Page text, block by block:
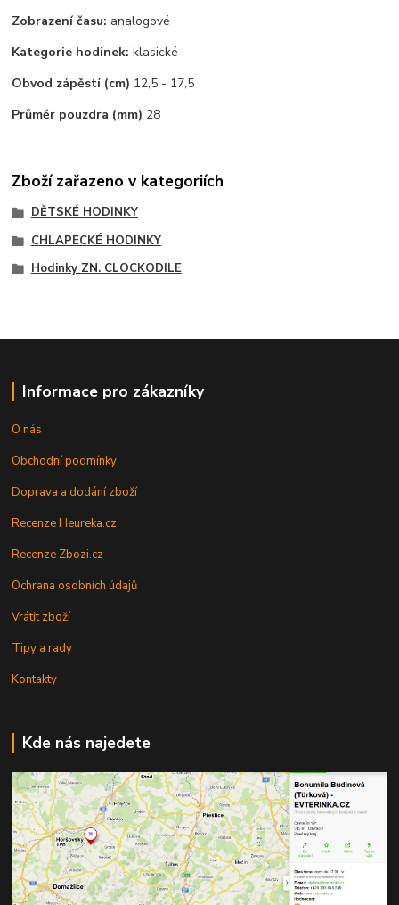
Zobrazení času: analogové
Kategorie hodinek: klasické
Obvod zápěstí (cm) 12,5 - 17,5
Průměr pouzdra (mm) 28
Zboží zařazeno v kategoriích
DĚTSKÉ HODINKY
CHLAPECKÉ HODINKY
Hodinky ZN. CLOCKODILE
Informace pro zákazníky
O nás
Obchodní podmínky
Doprava a dodání zboží
Recenze Heureka.cz
Recenze Zbozi.cz
Ochrana osobních údajů
Vrátit zboží
Tipy a rady
Kontakty
Kde nás najedete